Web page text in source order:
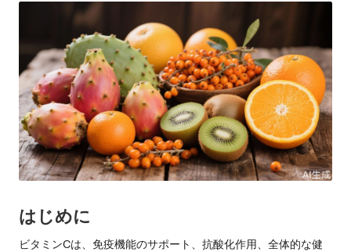
はじめに
ビタミンCは、免疫機能のサポート、抗酸化作用、全体的な健